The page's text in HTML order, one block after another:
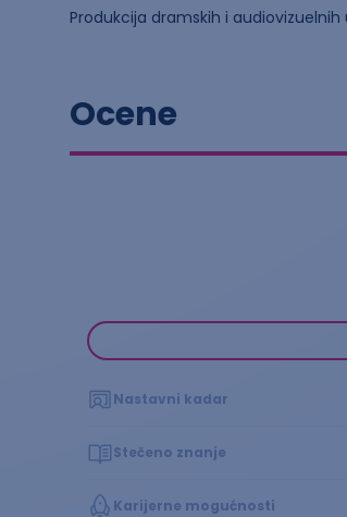
Produkcija dramskih i
Ocene
Nastavni kadar
Stečeno znanje
Karijerne mogućnosti